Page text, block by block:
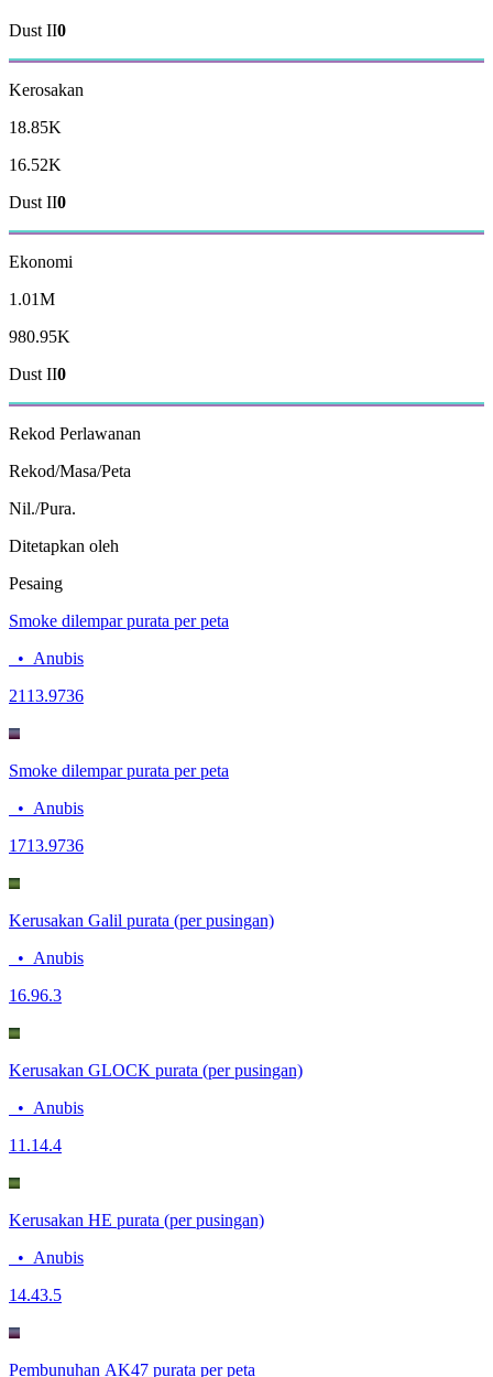
Dust II0
Kerosakan
18.85K
16.52K
Dust II0
Ekonomi
1.01M
980.95K
Dust II0
Rekod Perlawanan
Rekod/Masa/Peta
Nil./Pura.
Ditetapkan oleh
Pesaing
Smoke dilempar purata per peta
• Anubis
21 13.9736
Smoke dilempar purata per peta
• Anubis
1713.9736
Kerusakan Galil purata (per pusingan)
• Anubis
16.96.3
Kerusakan GLOCK purata (per pusingan)
• Anubis
11.14.4
Kerusakan HE purata (per pusingan)
• Anubis
14.43.5
Pembunuhan AK47 purata per peta